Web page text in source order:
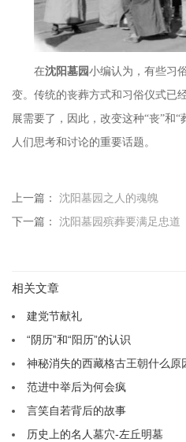
在沈阳墓园小编认为，有些习
变。传统的丧葬方式和习俗仪式已
展需要了，因此，改变这种“丧”和“
人们思考和讨论的重要话题。
上一篇： 沈阳墓园之人的魂魄
下一篇： 沈阳墓园殡葬要满足忠道
相关文章
建党节献礼
“阴历”和“阳历”的认识
神秘消失的西藏格古王朝什么原
范进中举后为何会疯
言笑自若背后的故事
历史上的名人墓穴-左丘明墓